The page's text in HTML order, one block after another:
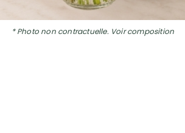
* Photo non contractuelle. Voir composition